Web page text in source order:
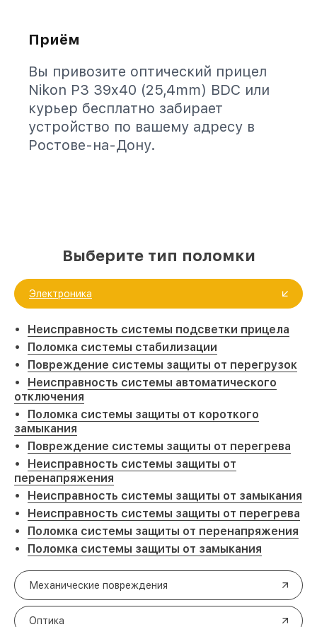
Приём
Вы привозите оптический прицел
Nikon P3 39x40 (25,4mm) BDC или
курьер бесплатно забирает
устройство по вашему адресу в
Ростове-на-Дону.
Выберите тип поломки
Электроника
Неисправность системы подсветки прицела
Поломка системы стабилизации
Повреждение системы защиты от перегрузок
Неисправность системы автоматического
отключения
Поломка системы защиты от короткого
замыкания
Повреждение системы защиты от перегрева
Неисправность системы защиты от
перенапряжения
Неисправность системы защиты от замыкания
Неисправность системы защиты от перегрева
Поломка системы защиты от перенапряжения
Поломка системы защиты от замыкания
Механические повреждения
Оптика